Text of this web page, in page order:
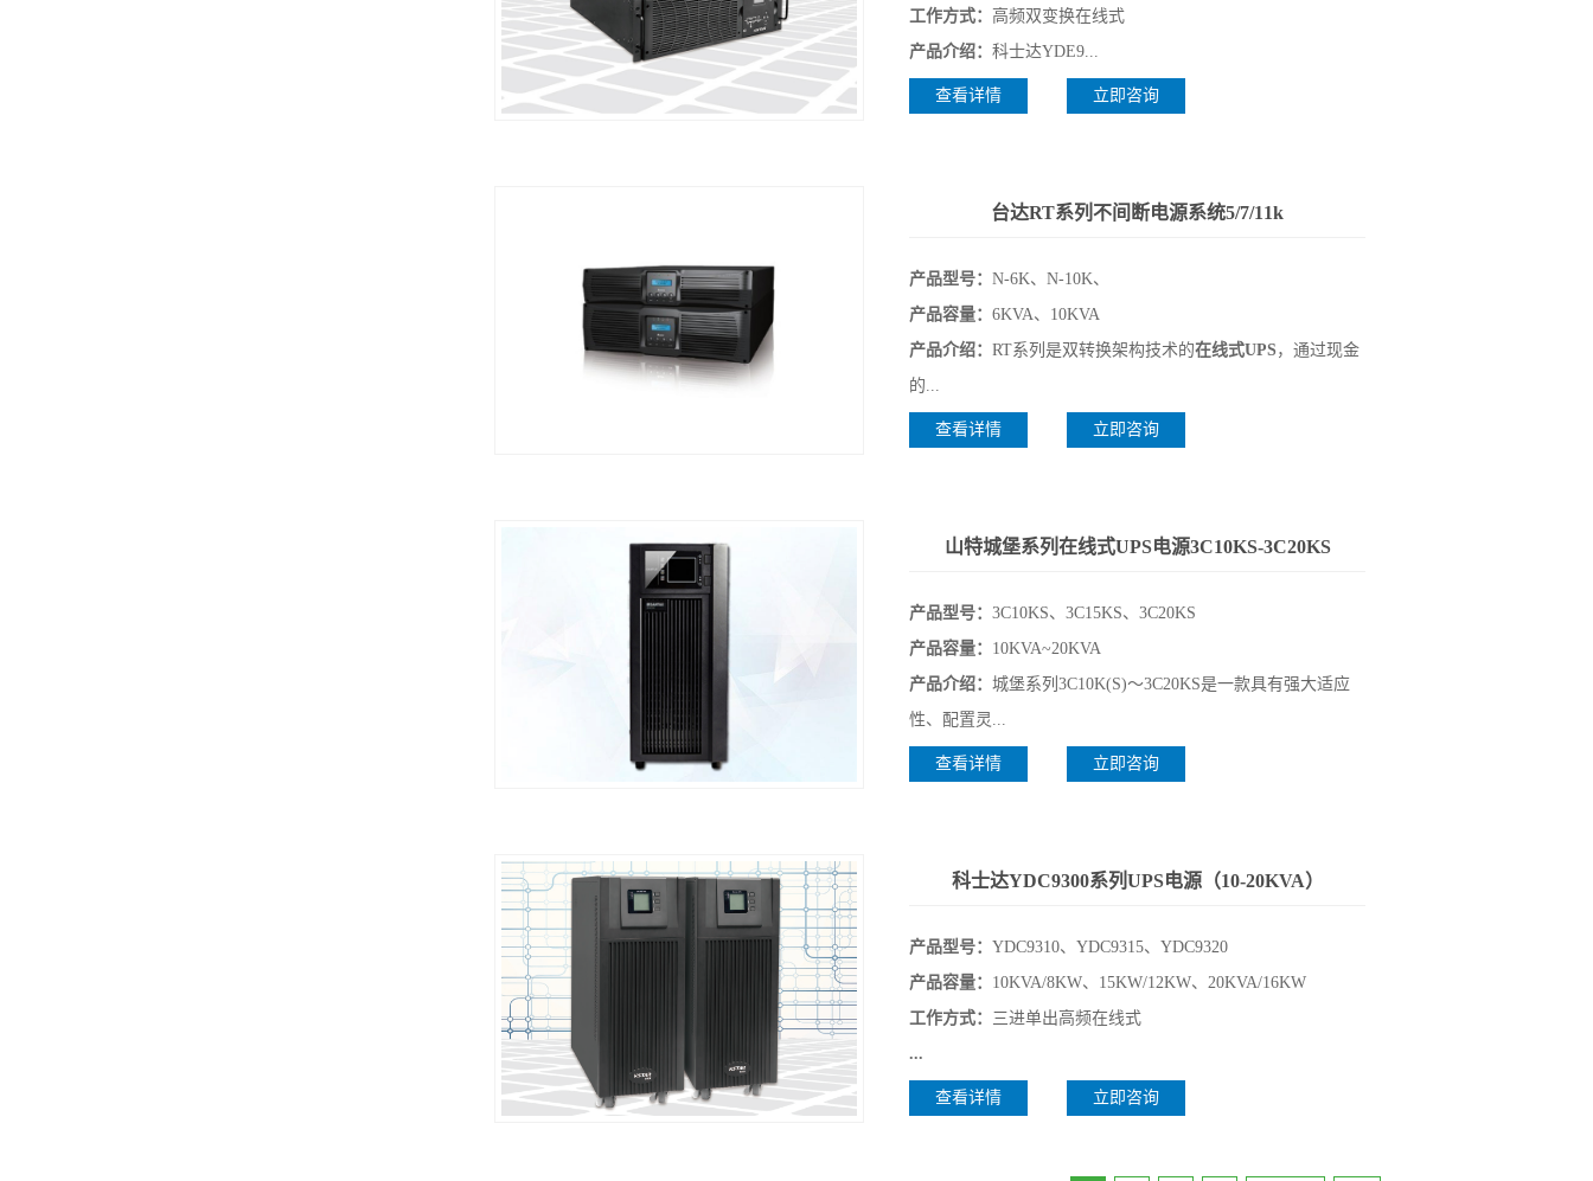
工作方式： 高频双变换在线式
产品介绍： 科士达YDE9...
查看详情 立即咨询
台达RT系列不间断电源系统5/7/11k
产品型号： N-6K、N-10K、
产品容量： 6KVA、10KVA
产品介绍： RT系列是双转换架构技术的在线式UPS ，通过现金
的...
查看详情 立即咨询
山特城堡系列在线式UPS电源3C10KS-3C20KS
产品型号： 3C10KS、3C15KS、3C20KS
产品容量： 10KVA~20KVA
产品介绍： 城堡系列3C10K(S)～3C20KS是一款具有强大适应
性、配置灵...
查看详情 立即咨询
科士达YDC9300系列UPS电源（10-20KVA）
产品型号： YDC9310、YDC9315、YDC9320
产品容量： 10KVA/8KW、15KW/12KW、20KVA/16KW
工作方式： 三进单出高频在线式
...
查看详情 立即咨询